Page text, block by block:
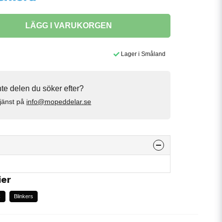
LÄGG I VARUKORGEN
Lager i Småland
delen du söker efter?
på info@mopeddelar.se
Blinkers